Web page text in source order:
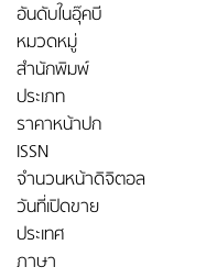
อันดับในอุ๊คบี
หมวดหมู่
สำนักพิมพ์
ประเภท
ราคาหน้าปก
ISSN
จำนวนหน้าดิจิตอล
วันที่เปิดขาย
ประเทศ
ภาษา